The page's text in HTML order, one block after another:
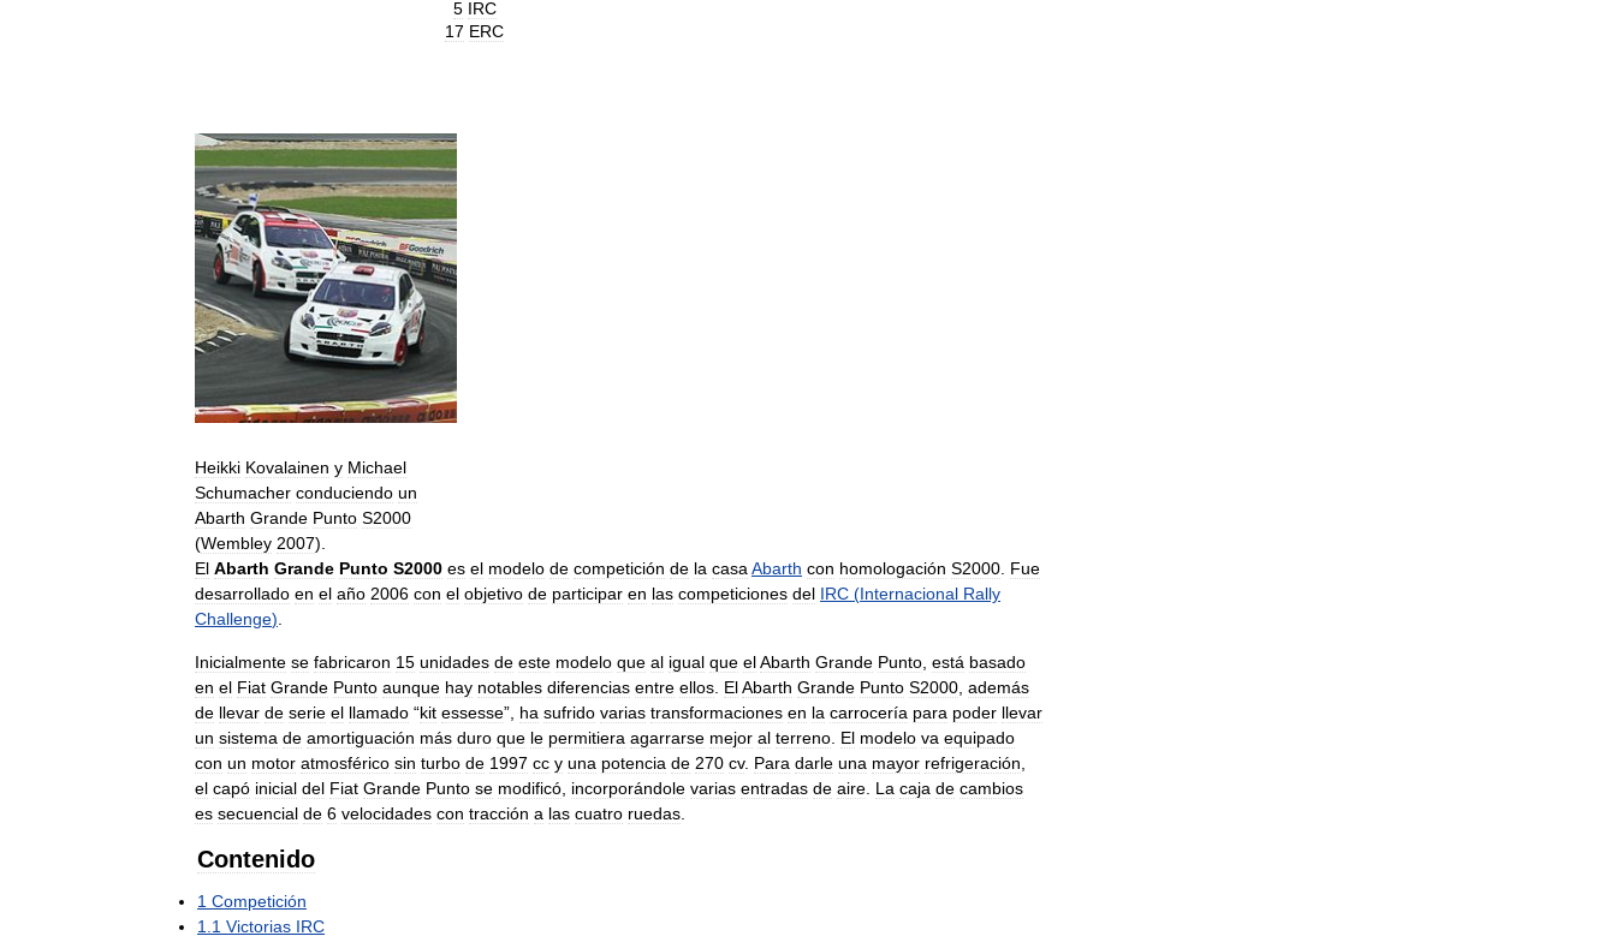
5 IRC
17 ERC
Heikki Kovalainen y Michael
Schumacher conduciendo un
Abarth Grande Punto S2000
(Wembley 2007).
El Abarth Grande Punto S2000 es el modelo de competición de la casaAbarth con homologación S2000. Fue
desarrollado en el año 2006 con el objetivo de participar en las competiciones del IRC (Internacional Rally
Challenge).
Inicialmente se fabricaron 15 unidades de este modelo que al igual que elAbarth Grande Punto, está basado
en el Fiat Grande Punto aunque hay notables diferencias entre ellos. ElAbarth Grande Punto S2000, además
de llevar de serie el llamado “kit essesse”, ha sufrido varias transformaciones en la carrocería para poder llevar
un sistema de amortiguación más duro que le permitiera agarrarse mejor al terreno. El modelo va equipado
con un motor atmosférico sin turbo de 1997 cc y una potencia de 270 cv. Para darle una mayor refrigeración,
el capó inicial del Fiat Grande Punto se modificó, incorporándole varias entradas de aire. La caja de cambios
es secuencial de 6 velocidades con tracción a las cuatro ruedas.
Contenido
1 Competición
1.1 Victorias IRC